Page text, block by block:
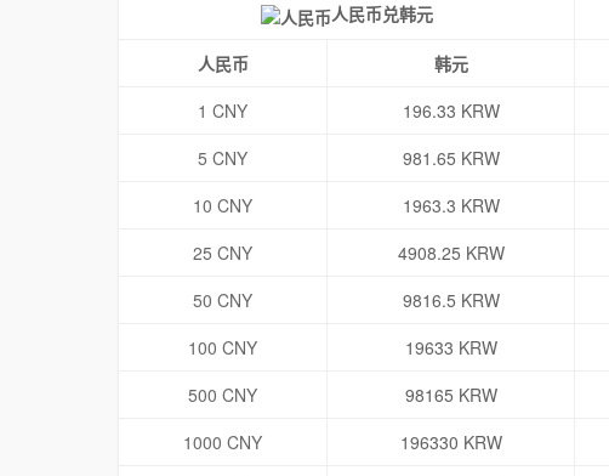
人民币兑韩元
人民币 韩元
1 CNY
196.33 KRW
5 CNY
981.65 KRW
10 CNY
1963.3 KRW
25 CNY
4908.25 KRW
50 CNY
9816.5 KRW
100 CNY
19633 KRW
500 CNY
98165 KRW
1000 CNY
196330 KRW